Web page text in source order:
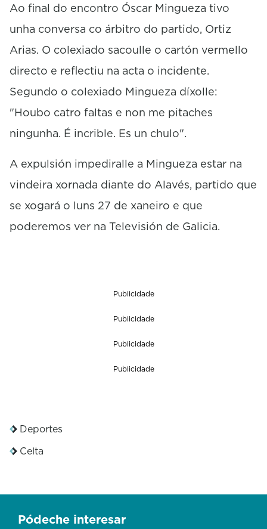
Ao final do encontro Óscar Mingueza tivo
unha conversa co árbitro do partido, Ortiz
Arias. O colexiado sacoulle o cartón vermello
directo e reflectiu na acta o incidente.
Segundo o colexiado Mingueza díxolle:
"Houbo catro faltas e non me pitaches
ningunha. É incrible. Es un chulo".
A expulsión impediralle a Mingueza estar na
vindeira xornada diante do Alavés, partido que
se xogará o luns 27 de xaneiro e que
poderemos ver na Televisión de Galicia.
Publicidade
Publicidade
Publicidade
Publicidade
Deportes
Celta
Pódeche interesar